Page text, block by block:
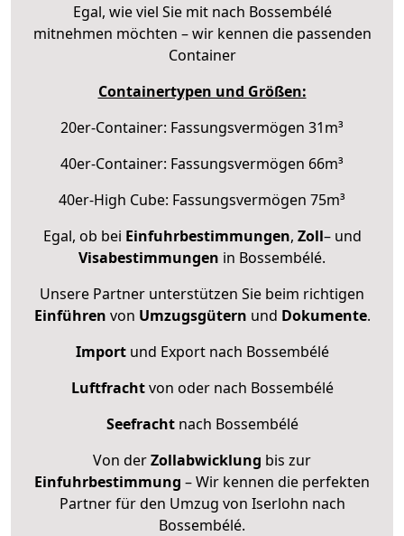
Egal, wie viel Sie mit nach Bossembélé
mitnehmen möchten – wir kennen die passenden
Container
Containertypen und Größen:
20er-Container: Fassungsvermögen 31m³
40er-Container: Fassungsvermögen 66m³
40er-High Cube: Fassungsvermögen 75m³
Egal, ob bei Einfuhrbestimmungen, Zoll– und
Visabestimmungen in Bossembélé.
Unsere Partner unterstützen Sie beim richtigen
Einführen von Umzugsgütern und Dokumente.
Importund Export nach Bossembélé
Luftfrachtvon oder nach Bossembélé
Seefrachtnach Bossembélé
Von derZollabwicklung bis zur
Einfuhrbestimmung – Wir kennen die perfekten
Partner für den Umzug von Iserlohn nach
Bossembélé.